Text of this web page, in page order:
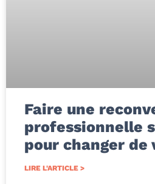
Faire une
professionnelle
pour changer de
LIRE L'ARTICLE >